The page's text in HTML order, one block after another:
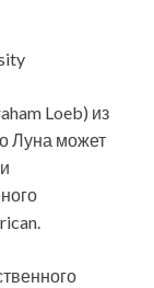
Loeb) из
Луна может